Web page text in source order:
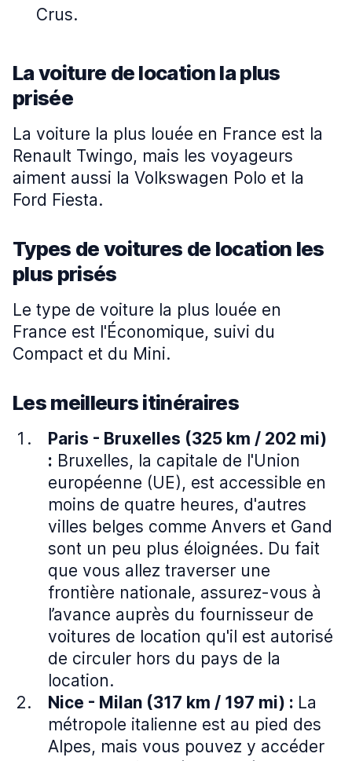
Crus.
La voiture de location la plus
prisée
La voiture la plus louée en France est la
Renault Twingo, mais les voyageurs
aiment aussi la Volkswagen Polo et la
Ford Fiesta.
Types de voitures de location les
plus prisés
Le type de voiture la plus louée en
France est l'Économique, suivi du
Compact et du Mini.
Les meilleurs itinéraires
Paris - Bruxelles (325 km / 202 mi)
: Bruxelles, la capitale de l'Union
européenne (UE), est accessible en
moins de quatre heures, d'autres
villes belges comme Anvers et Gand
sont un peu plus éloignées. Du fait
que vous allez traverser une
frontière nationale, assurez-vous à
l’avance auprès du fournisseur de
voitures de location qu'il est autorisé
de circuler hors du pays de la
location.
Nice - Milan (317 km / 197 mi) : La
métropole italienne est au pied des
Alpes, mais vous pouvez y accéder